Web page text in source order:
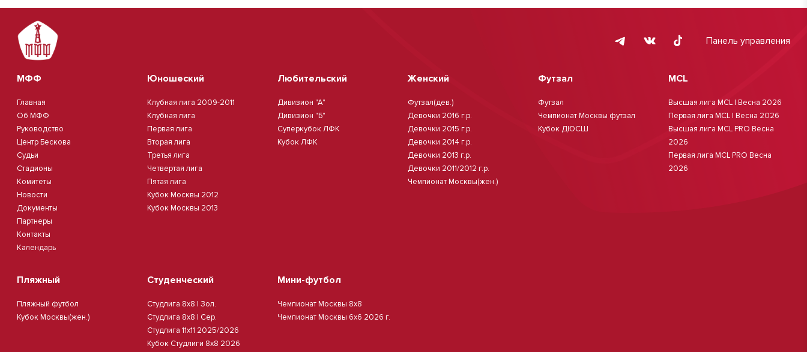
Панель управления
МФФ
Главная
Об МФФ
Руководство
Центр Бескова
Судьи
Стадионы
Комитеты
Новости
Документы
Партнеры
Контакты
Календарь
Юношеский
Клубная лига 2009-2011
Клубная лига
Первая лига
Вторая лига
Третья лига
Четвертая лига
Пятая лига
Кубок Москвы 2012
Кубок Москвы 2013
Любительский
Дивизион "А"
Дивизион "Б"
Суперкубок ЛФК
Кубок ЛФК
Женский
Футзал(дев.)
Девочки 2016 г.р.
Девочки 2015 г.р.
Девочки 2014 г.р.
Девочки 2013 г.р.
Девочки 2011/2012 г.р.
Чемпионат Москвы(жен.)
Футзал
Футзал
Чемпионат Москвы футзал
Кубок ДЮСШ
MCL
Высшая лига MCL | Весна 2026
Первая лига MCL | Весна 2026
Высшая лига MCL PRO Весна
2026
Первая лига MCL PRO Весна
2026
Пляжный
Пляжный футбол
Кубок Москвы(жен.)
Студенческий
Студлига 8х8 | Зол.
Студлига 8х8 | Сер.
Студлига 11х11 2025/2026
Кубок Студлиги 8х8 2026
Мини-футбол
Чемпионат Москвы 8х8
Чемпионат Москвы 6х6 2026 г.